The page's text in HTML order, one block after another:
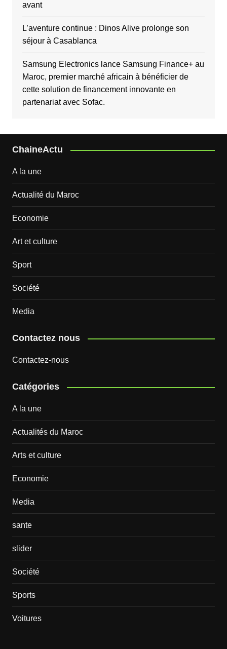
avant
L’aventure continue : Dinos Alive prolonge son
séjour à Casablanca
Samsung Electronics lance Samsung Finance+ au
Maroc, premier marché africain à bénéficier de
cette solution de financement innovante en
partenariat avec Sofac.
ChaineActu
A la une
Actualité du Maroc
Economie
Art et culture
Sport
Société
Media
Contactez nous
Contactez-nous
Catégories
A la une
Actualités du Maroc
Arts et culture
Economie
Media
sante
slider
Société
Sports
Voitures